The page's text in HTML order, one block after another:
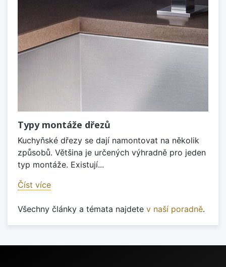
Typy montáže dřezů
Kuchyňské dřezy se dají namontovat na několik
způsobů. Většina je určených výhradně pro jeden
typ montáže. Existují...
Číst více
Všechny články a témata najdete v naší poradně.